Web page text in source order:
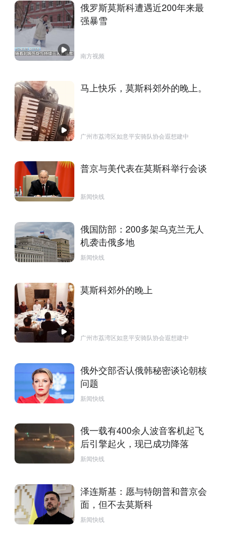
俄罗斯莫斯科遭遇近200年来最
强暴雪
南方视频
马上快乐，莫斯科郊外的晚上。
广州市荔湾区如意平安骑队协会遐想建中
普京与美代表在莫斯科举行会谈
新闻快线
俄国防部：200多架乌克兰无人
机袭击俄多地
新闻快线
莫斯科郊外的晚上
广州市荔湾区如意平安骑队协会遐想建中
俄外交部否认俄韩秘密谈论朝核
问题
新闻快线
俄一载有400余人波音客机起飞
后引擎起火，现已成功降落
新闻快线
泽连斯基：愿与特朗普和普京会
面，但不去莫斯科
新闻快线